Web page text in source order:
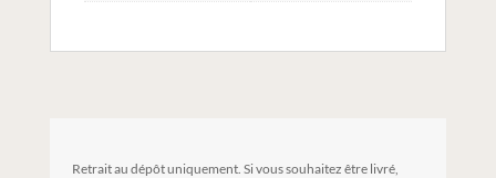
Retrait au dépôt uniquement. Si vous souhaitez être livré,